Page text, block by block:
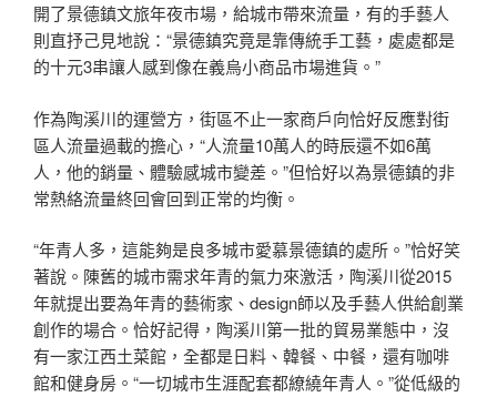
開了景德鎮文旅年夜市場，給城市帶來流量，有的手藝人
則直抒己見地說：“景德鎮究竟是靠傳統手工藝，處處都是
的十元3串讓人感到像在義烏小商品市場進貨。”
作為陶溪川的運營方，街區不止一家商戶向恰好反應對街
區人流量過載的擔心，“人流量10萬人的時辰還不如6萬
人，他的銷量、體驗感城市變差。”但恰好以為景德鎮的非
常熱絡流量終回會回到正常的均衡。
“年青人多，這能夠是良多城市愛慕景德鎮的處所。”恰好笑
著說。陳舊的城市需求年青的氣力來激活，陶溪川從2015
年就提出要為年青的藝術家、design師以及手藝人供給創業
創作的場合。恰好記得，陶溪川第一批的貿易業態中，沒
有一家江西土菜館，全都是日料、韓餐、中餐，還有咖啡
館和健身房。“一切城市生涯配套都繚繞年青人。”從低級的